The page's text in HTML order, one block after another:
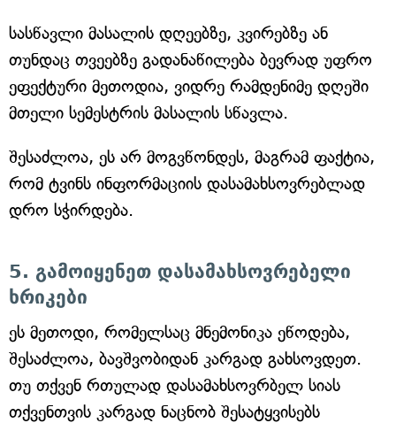
სასწავლი მასალის დღეებზე, კვირებზე ან
თუნდაც თვეებზე გადანაწილება ბევრად უფრო
ეფექტური მეთოდია, ვიდრე რამდენიმე დღეში
მთელი სემესტრის მასალის სწავლა.
შესაძლოა, ეს არ მოგვწონდეს, მაგრამ ფაქტია,
რომ ტვინს ინფორმაციის დასამახსოვრებლად
დრო სჭირდება.
5. გამოიყენეთ დასამახსოვრებელი
ხრიკები
ეს მეთოდი, რომელსაც მნემონიკა ეწოდება,
შესაძლოა, ბავშვობიდან კარგად გახსოვდეთ.
თუ თქვენ რთულად დასამახსოვრბელ სიას
თქვენთვის კარგად ნაცნობ შესატყვისებს